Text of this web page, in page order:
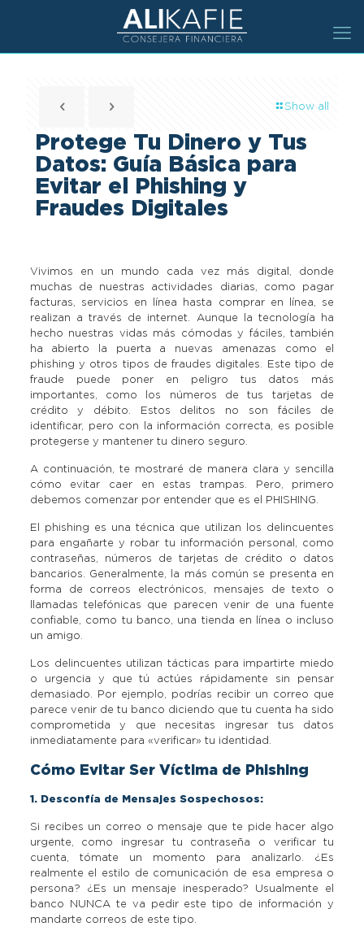
Show all
Protege Tu Dinero y Tus
Datos: Guía Básica para
Evitar el Phishing y
Fraudes Digitales
Vivimos en un mundo cada vez más digital, donde
muchas de nuestras actividades diarias, como pagar
facturas, servicios en línea hasta comprar en línea, se
realizan a través de internet. Aunque la tecnología ha
hecho nuestras vidas más cómodas y fáciles, también
ha abierto la puerta a nuevas amenazas como el
phishing y otros tipos de fraudes digitales. Este tipo de
fraude puede poner en peligro tus datos más
importantes, como los números de tus tarjetas de
crédito y débito. Estos delitos no son fáciles de
identificar, pero con la información correcta, es posible
protegerse y mantener tu dinero seguro.
A continuación, te mostraré de manera clara y sencilla
cómo evitar caer en estas trampas. Pero, primero
debemos comenzar por entender que es el PHISHING.
El phishing es una técnica que utilizan los delincuentes
para engañarte y robar tu información personal, como
contraseñas, números de tarjetas de crédito o datos
bancarios. Generalmente, la más común se presenta en
forma de correos electrónicos, mensajes de texto o
llamadas telefónicas que parecen venir de una fuente
confiable, como tu banco, una tienda en línea o incluso
un amigo.
Los delincuentes utilizan tácticas para impartirte miedo
o urgencia y que tú actúes rápidamente sin pensar
demasiado. Por ejemplo, podrías recibir un correo que
parece venir de tu banco diciendo que tu cuenta ha sido
comprometida y que necesitas ingresar tus datos
inmediatamente para «verificar» tu identidad.
Cómo Evitar Ser Víctima de Phishing
1. Desconfía de Mensajes Sospechosos:
Si recibes un correo o mensaje que te pide hacer algo
urgente, como ingresar tu contraseña o verificar tu
cuenta, tómate un momento para analizarlo. ¿Es
realmente el estilo de comunicación de esa empresa o
persona? ¿Es un mensaje inesperado? Usualmente el
banco NUNCA te va pedir este tipo de información y
mandarte correos de este tipo.